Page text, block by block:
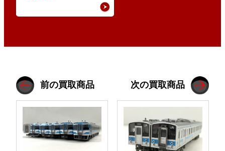
前の買取商品 次の買取商品